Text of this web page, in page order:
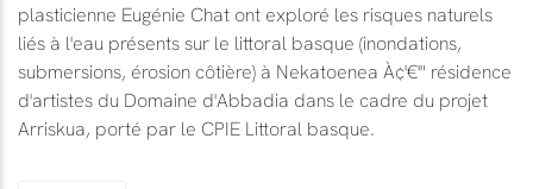
plasticienne Eugénie Chat ont exploré les risques naturels
liés à l'eau présents sur le littoral basque (inondations,
submersions, érosion côtière) à Nekatoenea À¢'€'" résidence
d'artistes du Domaine d'Abbadia dans le cadre du projet
Arriskua, porté par le CPIE Littoral basque.